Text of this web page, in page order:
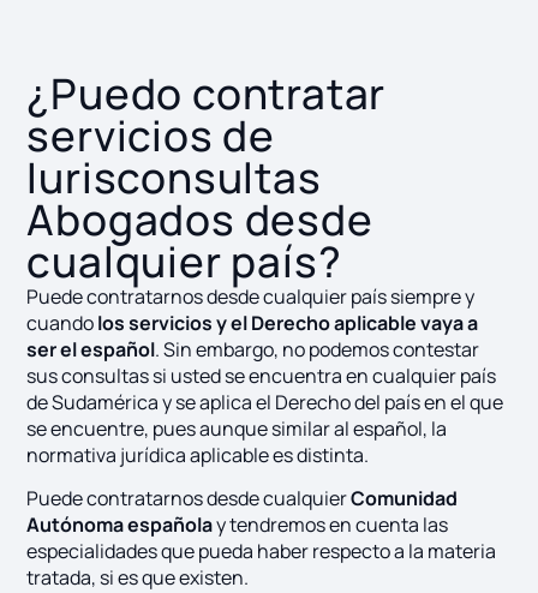
¿Puedo contratar
servicios de
Iurisconsultas
Abogados desde
cualquier país?
Puede contratarnos desde cualquier país siempre y
cuandolos servicios y el Derecho aplicable vaya a
ser el español. Sin embargo, no podemos contestar
sus consultas si usted se encuentra en cualquier país
de Sudamérica y se aplica el Derecho del país en el que
se encuentre, pues aunque similar al español, la
normativa jurídica aplicable es distinta.
Puede contratarnos desde cualquierComunidad
Autónoma españolay tendremos en cuenta las
especialidades que pueda haber respecto a la materia
tratada, si es que existen.